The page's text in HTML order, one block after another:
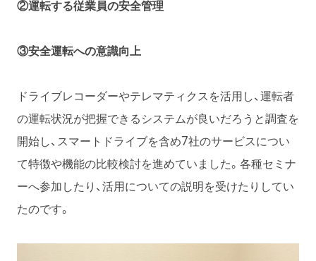
②運転する従業員の安全管理
③安全運転への意識向上
ドライブレコーダーやテレマティクスを活用し、運転者
の運転状況が把握できるシステムが良いだろうと調査を
開始し、スマートドライブを含め7社のサービスについ
て特徴や機能の比較検討を進めていました。各種セミナ
ーへ参加したり、活用についての説明を受けたりしてい
たのです。